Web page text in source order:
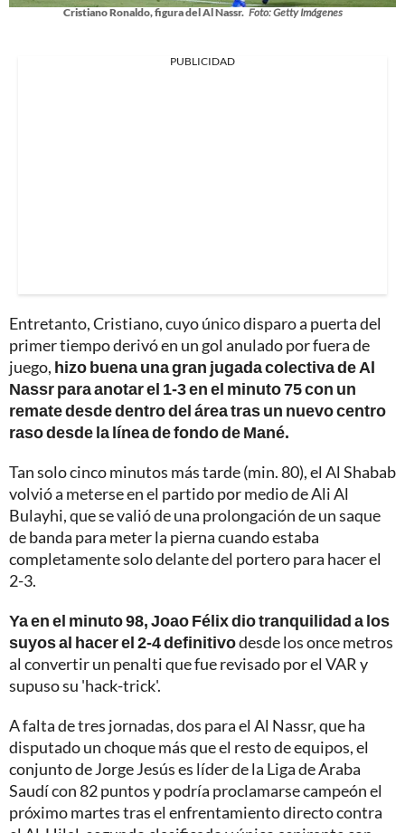
Cristiano Ronaldo, figura del Al Nassr. Foto: Getty Imágenes
PUBLICIDAD
Entretanto, Cristiano, cuyo único disparo a puerta del
primer tiempo derivó en un gol anulado por fuera de
juego, hizo buena una gran jugada colectiva de Al
Nassr para anotar el 1-3 en el minuto 75 con un
remate desde dentro del área tras un nuevo centro
raso desde la línea de fondo de Mané.
Tan solo cinco minutos más tarde (min. 80), el Al Shabab
volvió a meterse en el partido por medio de Ali Al
Bulayhi, que se valió de una prolongación de un saque
de banda para meter la pierna cuando estaba
completamente solo delante del portero para hacer el
2-3.
Ya en el minuto 98, Joao Félix dio tranquilidad a los
suyos al hacer el 2-4 definitivodesde los once metros
al convertir un penalti que fue revisado por el VAR y
supuso su 'hack-trick'.
A falta de tres jornadas, dos para el Al Nassr, que ha
disputado un choque más que el resto de equipos, el
conjunto de Jorge Jesús es líder de la Liga de Araba
Saudí con 82 puntos y podría proclamarse campeón el
próximo martes tras el enfrentamiento directo contra